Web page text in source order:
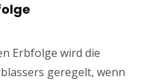
Erbfolge wird die
geregelt, wenn